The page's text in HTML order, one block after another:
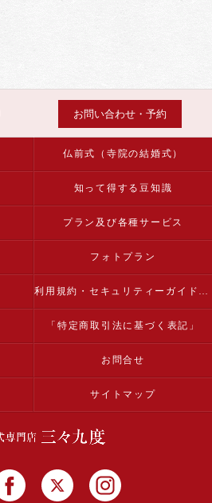
お問い合わせ・予約
仏前式（寺院の結婚式）
知って得する豆知識
プラン及び各種サービス
フォトプラン
利用規約・セキュリティーガイドライン
「特定商取引法に基づく表記」
お問合せ
サイトマップ